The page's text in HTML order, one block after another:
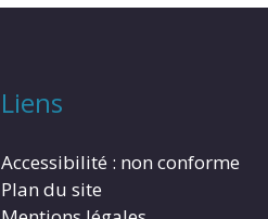
Liens
Accessibilité : non conforme
Plan du site